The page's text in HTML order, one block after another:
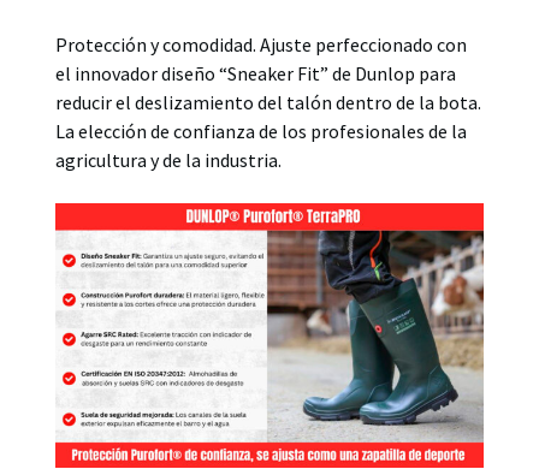
Protección y comodidad. Ajuste perfeccionado con
el innovador diseño “Sneaker Fit” de Dunlop para
reducir el deslizamiento del talón dentro de la bota.
La elección de confianza de los profesionales de la
agricultura y de la industria.